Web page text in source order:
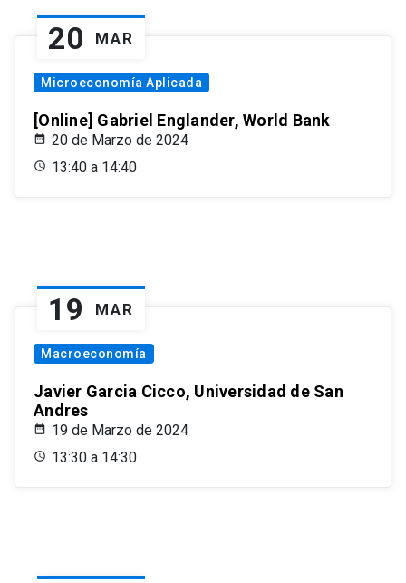
20 MAR
Microeconomía Aplicada
[Online] Gabriel Englander, World Bank
20 de Marzo de 2024
13:40 a 14:40
19 MAR
Macroeconomía
Javier Garcia Cicco, Universidad de San
Andres
19 de Marzo de 2024
13:30 a 14:30